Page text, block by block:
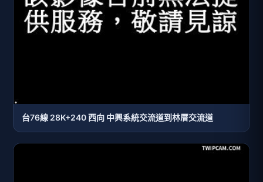
台76線 28K+240 西向 中興系統交流道到林厝交流道